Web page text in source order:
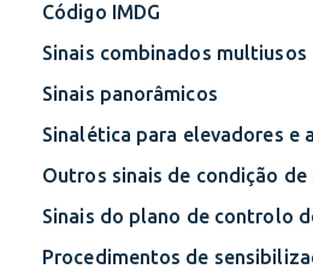
Código IMDG
Sinais combinados multiusos
Sinais panorâmicos
Sinalética para elevadores e
Outros sinais de condição de
Sinais do plano de controlo
Procedimentos de